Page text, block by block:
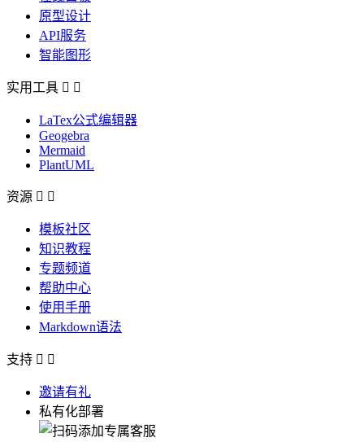
原型设计
API服务
智能图形
实用工具  
LaTex公式编辑器
Geogebra
Mermaid
PlantUML
资源  
模板社区
知识教程
专题频道
帮助中心
使用手册
Markdown语法
支持  
邀请有礼
私有化部署